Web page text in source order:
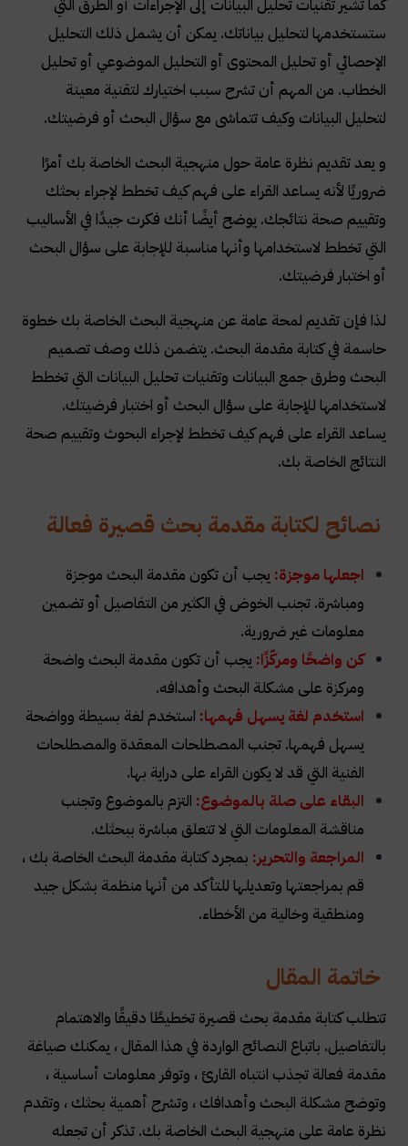
كما تشير تقنيات تحليل البيانات إلى الإجراءات أو الطرق التي
ستستخدمها لتحليل بياناتك. يمكن أن يشمل ذلك التحليل
الإحصائي أو تحليل المحتوى أو التحليل الموضوعي أو تحليل
الخطاب. من المهم أن تشرح سبب اختيارك لتقنية معينة
لتحليل البيانات وكيف تتماشى مع سؤال البحث أو فرضيتك.
و يعد تقديم نظرة عامة حول منهجية البحث الخاصة بك أمرًا
ضروريًا لأنه يساعد القراء على فهم كيف تخطط لإجراء بحثك
وتقييم صحة نتائجك. يوضح أيضًا أنك فكرت جيدًا في الأساليب
التي تخطط لاستخدامها وأنها مناسبة للإجابة على سؤال البحث
أو اختبار فرضيتك.
لذا فإن تقديم لمحة عامة عن منهجية البحث الخاصة بك خطوة
حاسمة في كتابة مقدمة البحث. يتضمن ذلك وصف تصميم
البحث وطرق جمع البيانات وتقنيات تحليل البيانات التي تخطط
لاستخدامها للإجابة على سؤال البحث أو اختبار فرضيتك.
يساعد القراء على فهم كيف تخطط لإجراء البحوث وتقييم صحة
النتائج الخاصة بك.
نصائح لكتابة مقدمة بحث قصيرة فعالة
اجعلها موجزة: يجب أن تكون مقدمة البحث موجزة
ومباشرة. تجنب الخوض في الكثير من التفاصيل أو تضمين
معلومات غير ضرورية.
كن واضحًا ومركّزًا: يجب أن تكون مقدمة البحث واضحة
ومركزة على مشكلة البحث وأهدافه.
استخدم لغة يسهل فهمها: استخدم لغة بسيطة وواضحة
يسهل فهمها. تجنب المصطلحات المعقدة والمصطلحات
الفنية التي قد لا يكون القراء على دراية بها.
البقاء على صلة بالموضوع: التزم بالموضوع وتجنب
مناقشة المعلومات التي لا تتعلق مباشرة ببحثك.
المراجعة والتحرير: بمجرد كتابة مقدمة البحث الخاصة بك ،
قم بمراجعتها وتعديلها للتأكد من أنها منظمة بشكل جيد
ومنطقية وخالية من الأخطاء.
خاتمة المقال
تتطلب كتابة مقدمة بحث قصيرة تخطيطًا دقيقًا والاهتمام
بالتفاصيل. باتباع النصائح الواردة في هذا المقال ، يمكنك صياغة
مقدمة فعالة تجذب انتباه القارئ ، وتوفر معلومات أساسية ،
وتوضح مشكلة البحث وأهدافك ، وتشرح أهمية بحثك ، وتقدم
نظرة عامة على منهجية البحث الخاصة بك. تذكر أن تجعله